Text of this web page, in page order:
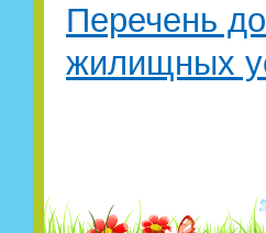
Перечень
жилищных